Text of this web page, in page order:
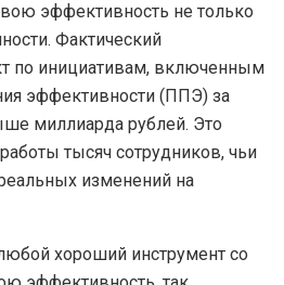
эффективность не только
Фактический
по инициативам, включенным
эффективности (ППЭ) за
миллиарда рублей. Это
тысяч сотрудников, чьи
изменений на
хороший инструмент со